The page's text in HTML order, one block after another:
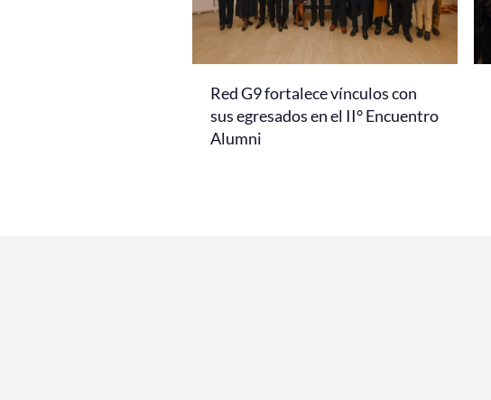
Red G9 fortalece vínculos con
sus egresados en el II° Encuentro
Alumni